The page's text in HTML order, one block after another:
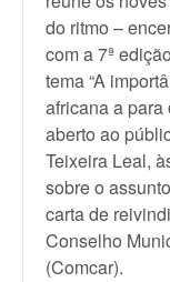
do ritmo –
com a 7ª
tema “A
africana a para
aberto ao
Teixeira Leal,
sobre o
carta de
Conselho
(Comcar).